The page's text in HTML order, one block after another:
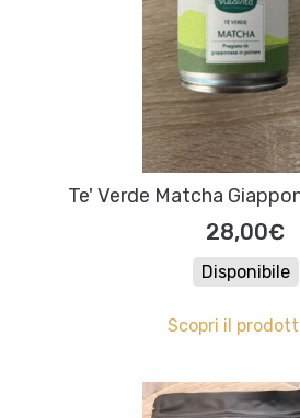
Te' Verde Matcha
28,00€
Disponibile
Scopri il